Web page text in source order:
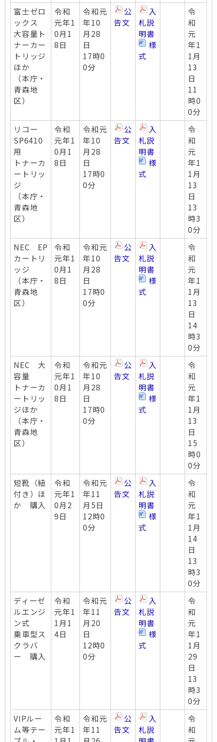
富士ゼロ
ックス
大容量ト
ナーカー
トリッジ
ほか
（本庁・
青森地
区）
令和
元年1
0月1
8日
令和元
年10
月28
日
17時0
0分
公
告文
入
札説
明書
様
式
令
和
元
年1
1月
13
日
11
時0
0分
リコー
SP6410
用
トナーカ
ートリッ
ジ
（本庁・
青森地
区）
令和
元年1
0月1
8日
令和元
年10
月28
日
17時0
0分
公
告文
入
札説
明書
様
式
令
和
元
年1
1月
13
日
13
時3
0分
NEC EP
カートリ
ッジ
（本庁・
青森地
区）
令和
元年1
0月1
8日
令和元
年10
月28
日
17時0
0分
公
告文
入
札説
明書
様
式
令
和
元
年1
1月
13
日
14
時3
0分
NEC 大
容量
トナーカ
ートリッ
ジほか
（本庁・
青森地
区）
令和
元年1
0月1
8日
令和元
年10
月28
日
17時0
0分
公
告文
入
札説
明書
様
式
令
和
元
年1
1月
13
日
15
時0
0分
短靴（紐
付き）ほ
か 購入
令和
元年1
0月2
9日
令和元
年11
月5日
12時0
0分
公
告文
入
札説
明書
様
式
令
和
元
年1
1月
14
日
13
時3
0分
ディーゼ
ルエンジ
ン式
乗車型ス
クラバ
ー 購入
令和
元年1
1月1
4日
令和元
年11
月20
日
12時0
0分
公
告文
入
札説
明書
様
式
令
和
元
年1
1月
29
日
13
時3
0分
VIPルー
ム等テー
令和
元年1
令和元
年11
公
告文
入
札説
令
和